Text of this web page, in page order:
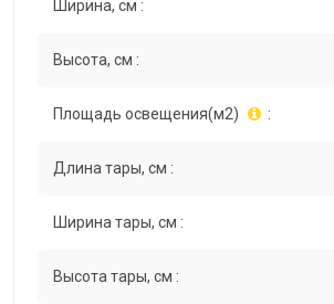
Ширина, см :
Высота, см :
Площадь освещения(м2) :
Длина тары, см :
Ширина тары, см :
Высота тары, см :